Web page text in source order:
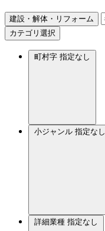
建設・解体・リフォーム
カテゴリ選択
町村字 指定なし
小ジャンル 指定なし
詳細業種 指定なし